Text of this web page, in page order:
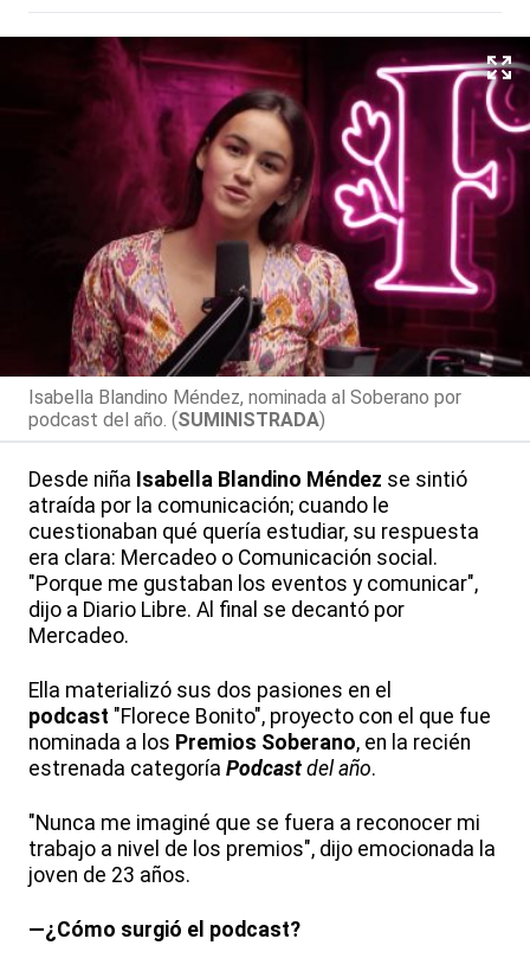
Isabella Blandino Méndez, nominada al Soberano por
podcast del año. (SUMINISTRADA)
Desde niña Isabella Blandino Méndez se sintió
atraída por la comunicación; cuando le
cuestionaban qué quería estudiar, su respuesta
era clara: Mercadeo o Comunicación social.
"Porque me gustaban los eventos y comunicar",
dijo a Diario Libre. Al final se decantó por
Mercadeo.
Ella materializó sus dos pasiones en el
podcast "Florece Bonito", proyecto con el que fue
nominada a los Premios Soberano, en la recién
estrenada categoría Podcast del año.
"Nunca me imaginé que se fuera a reconocer mi
trabajo a nivel de los premios", dijo emocionada la
joven de 23 años.
—¿Cómo surgió el podcast?